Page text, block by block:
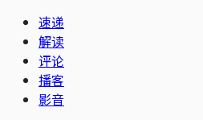
速递
解读
评论
播客
影音